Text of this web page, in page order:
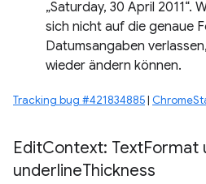
„Saturday, 30 April 2011“.
sich nicht auf die genaue
Datumsangaben
wieder ändern können.
Tracking bug #421834885|
EditContext: TextFormat
underlineThickness